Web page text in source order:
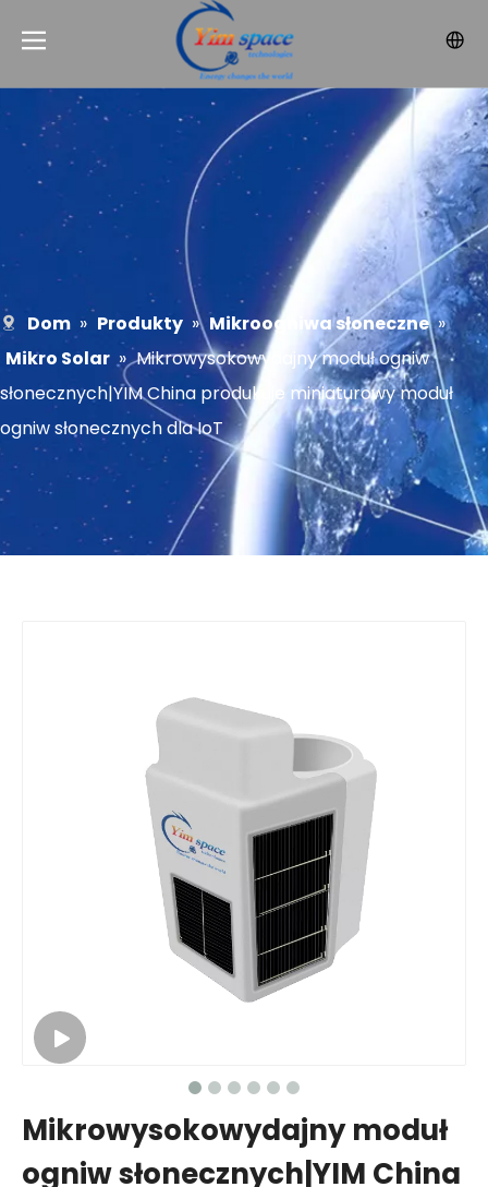
Dom » Produkty » Mikroogniwa słoneczne »
Mikro Solar » Mikrowysokowydajny moduł ogniw
słonecznych|YIM China produkuje miniaturowy moduł
ogniw słonecznych dla IoT
Mikrowysokowydajny moduł
ogniw słonecznych|YIM China